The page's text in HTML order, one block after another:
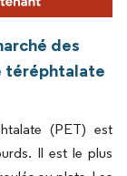
des
téréphtalate
(PET) est
Il est le plus